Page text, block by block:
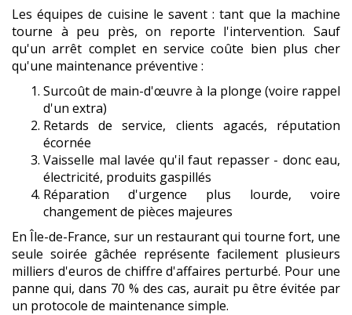
Les équipes de cuisine le savent : tant que la machine
tourne à peu près, on reporte l'intervention. Sauf
qu'un arrêt complet en service coûte bien plus cher
qu'une maintenance préventive :
Surcoût de main-d'œuvre à la plonge (voire rappel
d'un extra)
Retards de service, clients agacés, réputation
écornée
Vaisselle mal lavée qu'il faut repasser - donc eau,
électricité, produits gaspillés
Réparation d'urgence plus lourde, voire
changement de pièces majeures
En Île-de-France, sur un restaurant qui tourne fort, une
seule soirée gâchée représente facilement plusieurs
milliers d'euros de chiffre d'affaires perturbé. Pour une
panne qui, dans 70 % des cas, aurait pu être évitée par
un protocole de maintenance simple.